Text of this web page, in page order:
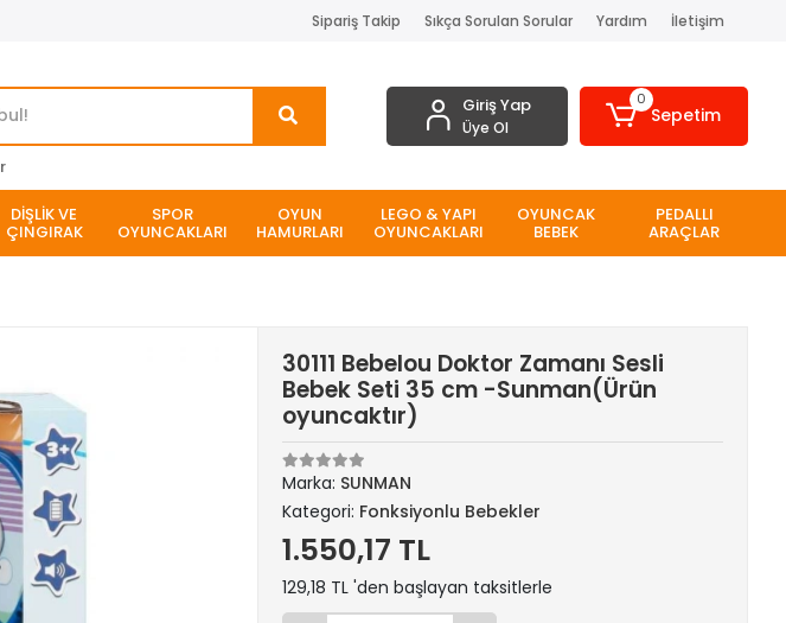
Sipariş Takip Sıkça Sorulan Sorular Yardım İletişim
Giriş Yap
Üye Ol
0
Sepetim
DİŞLİK VE
ÇINGIRAK
SPOR
OYUNCAKLARI
OYUN
HAMURLARI
LEGO & YAPI
OYUNCAKLARI
OYUNCAK
BEBEK
PEDALLI
ARAÇLAR
30111 Bebelou Doktor Zamanı Sesli
Bebek Seti 35 cm -Sunman(Ürün
oyuncaktır)
Marka: SUNMAN
Kategori: Fonksiyonlu Bebekler
1.550,17 TL
129,18 TL 'den başlayan taksitlerle